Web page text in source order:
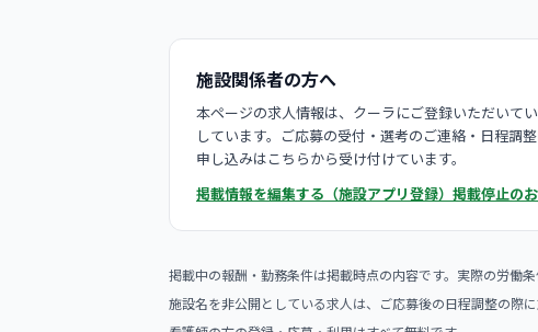
施設関係者の方へ
本ページの求人情報は、クーラにご登録いただいて
しています。ご応募の受付・選考のご連絡・日程調
申し込みはこちらから受け付けています。
掲載情報を編集する（施設アプリ登録） 掲載停止の
掲載中の報酬・勤務条件は掲載時点の内容です。実際の労働
施設名を非公開としている求人は、ご応募後の日程調整の際